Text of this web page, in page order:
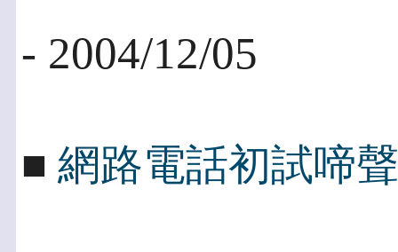
- 2004/12/05
■ 網路電話初試啼聲